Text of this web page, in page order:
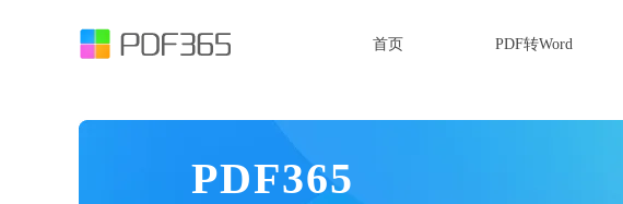
首页 PDF转Word
PDF365